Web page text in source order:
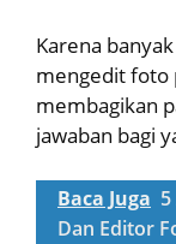
Karena
mengedit foto
membagikan
jawaban bagi
Baca Juga
Dan Editor